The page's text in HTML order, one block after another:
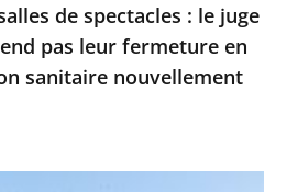
de spectacles : le juge
pas leur fermeture en
sanitaire nouvellement